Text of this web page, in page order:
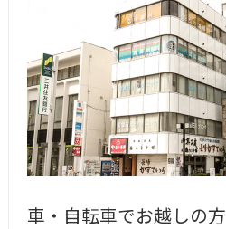
車・自転車でお越しの方